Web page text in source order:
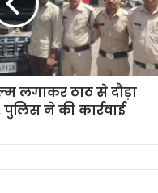
लगाकर ठाठ से दौड़ा
पुलिस ने की कार्रवाई